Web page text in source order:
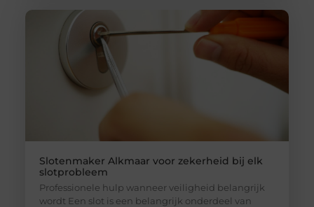
Slotenmaker Alkmaar voor zekerheid bij elk
slotprobleem
Professionele hulp wanneer veiligheid belangrijk
wordt Een slot is een belangrijk onderdeel van